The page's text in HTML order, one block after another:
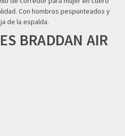
Con hombros pespunteados y
de la espalda.
BRADDAN AIR